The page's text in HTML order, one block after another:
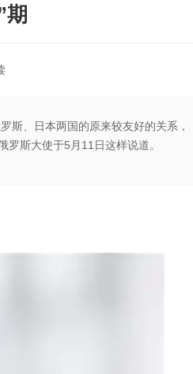
期
斯、日本两国的原来较友好的关系，
罗斯大使于5月11日这样说道。